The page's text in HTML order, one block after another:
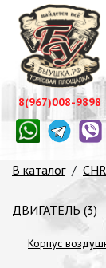
8(967)008-9898
В каталог /
ДВИГАТЕЛЬ (3)
Корпус